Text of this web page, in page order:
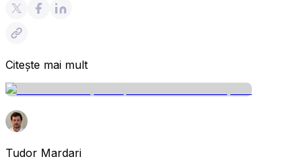
Citește mai mult
Tudor Mardari